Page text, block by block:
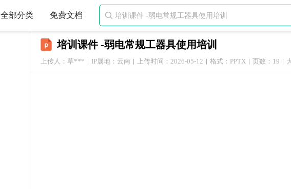
全部分类 免费文档 
培训课件 -弱电常规工器具使用培训
上传人：草*** IP属地：云南 上传时间：2026-05-12 格式：PPTX 页数：19